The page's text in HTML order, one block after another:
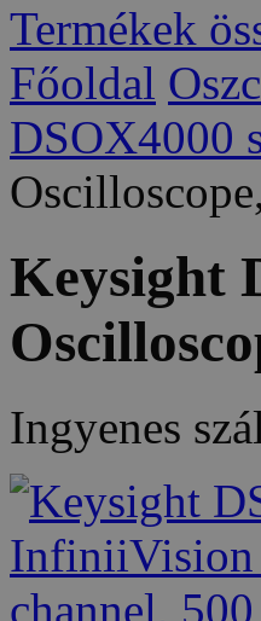
Termékek
Főoldal
DSOX4000
Keysight
Ingyenes